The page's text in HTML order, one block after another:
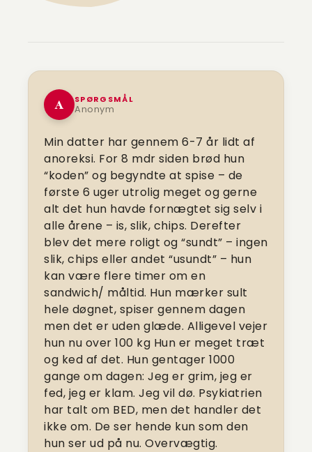
A SPØRGSMÅL
Anonym
Min datter har gennem 6-7 år lidt af
anoreksi. For 8 mdr siden brød hun
“koden” og begyndte at spise – de
første 6 uger utrolig meget og gerne
alt det hun havde fornægtet sig selv i
alle årene – is, slik, chips. Derefter
blev det mere roligt og “sundt” – ingen
slik, chips eller andet “usundt” – hun
kan være flere timer om en
sandwich/ måltid. Hun mærker sult
hele døgnet, spiser gennem dagen
men det er uden glæde. Alligevel vejer
hun nu over 100 kg Hun er meget træt
og ked af det. Hun gentager 1000
gange om dagen: Jeg er grim, jeg er
fed, jeg er klam. Jeg vil dø. Psykiatrien
har talt om BED, men det handler det
ikke om. De ser hende kun som den
hun ser ud på nu. Overvægtig.